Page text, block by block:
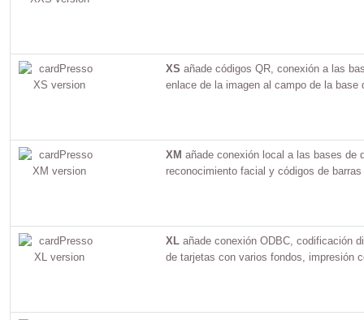
XS añade códigos QR, conexión a las
enlace de la imagen al campo de la base
XM añade conexión local a las bases de
reconocimiento facial y códigos de barras
XL añade conexión ODBC, codificación
de tarjetas con varios fondos, impresión